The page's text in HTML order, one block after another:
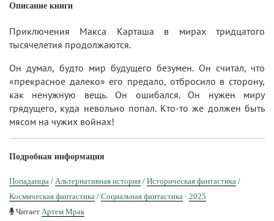
Описание книги
Приключения Макса Карташа в мирах тридцатого
тысячелетия продолжаются.
Он думал, будто мир будущего безумен. Он считал, что
«прекрасное далеко» его предало, отбросило в сторону,
как ненужную вещь. Он ошибался. Он нужен миру
грядущего, куда невольно попал. Кто-то же должен быть
мясом на чужих войнах!
Подробная информация
Попаданцы / Альтернативная история / Историческая фантастика /
Космическая фантастика / Социальная фантастика · 2025
Читает Артем Мрак